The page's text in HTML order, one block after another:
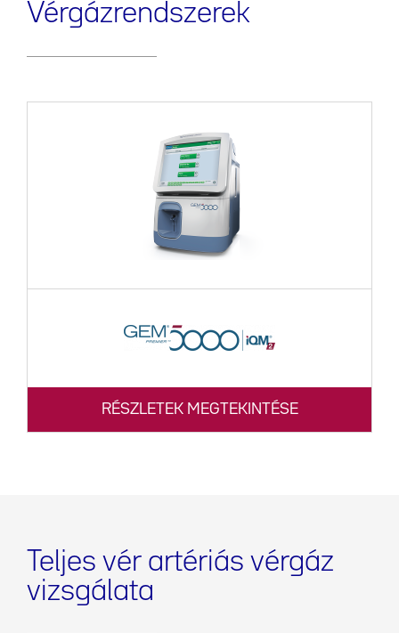
Vérgázrendszerek
RÉSZLETEK MEGTEKINTÉSE
Teljes vér artériás vérgáz
vizsgálata